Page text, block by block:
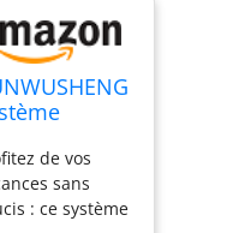
à goutte
de vos
sans
: ce système